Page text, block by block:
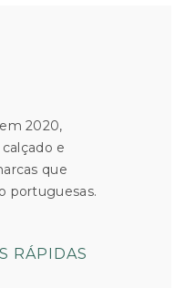
2020,
e
que
portuguesas.
RÁPIDAS